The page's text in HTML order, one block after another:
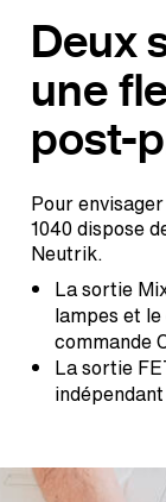
Deux
une
post-
Pour
1040 dispose
Neutrik.
La sortie
lampes et
commande
La sortie